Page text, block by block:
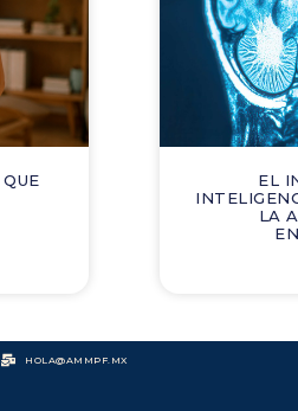
EL
LA
HOLA@AMMPF.MX